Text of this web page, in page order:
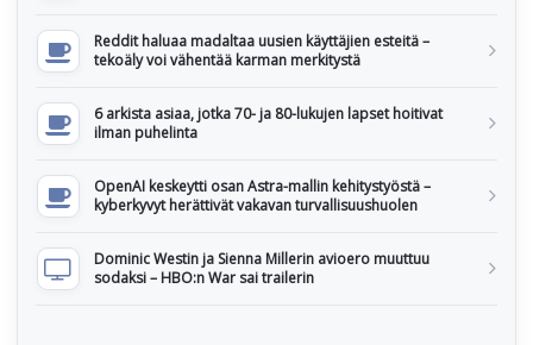
Reddit haluaa madaltaa uusien käyttäjien esteitä –
tekoäly voi vähentää karman merkitystä
6 arkista asiaa, jotka 70- ja 80-lukujen lapset hoitivat
ilman puhelinta
OpenAI keskeytti osan Astra-mallin kehitystyöstä –
kyberkyvyt herättivät vakavan turvallisuushuolen
Dominic Westin ja Sienna Millerin avioero muuttuu
sodaksi – HBO:n War sai trailerin